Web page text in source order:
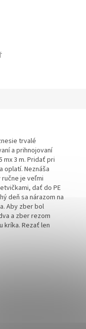
trvalé
a prihnojovaní
mx 3 m. Pridať pri
oplatí. Neznáša
je veľmi
dať do PE
deň sa nárazom na
Aby zber bol
a zber rezom
kríka.Rezať len